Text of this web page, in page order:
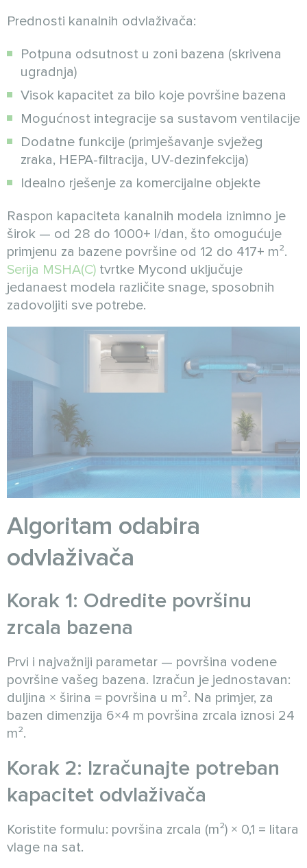
Prednosti kanalnih odvlaživača:
Potpuna odsutnost u zoni bazena (skrivena
ugradnja)
Visok kapacitet za bilo koje površine bazena
Mogućnost integracije sa sustavom ventilacije
Dodatne funkcije (primješavanje svježeg
zraka, HEPA-filtracija, UV-dezinfekcija)
Idealno rješenje za komercijalne objekte
Raspon kapaciteta kanalnih modela iznimno je
širok — od 28 do 1000+ l/dan, što omogućuje
primjenu za bazene površine od 12 do 417+ m².
Serija MSHA(C) tvrtke Mycond uključuje
jedanaest modela različite snage, sposobnih
zadovoljiti sve potrebe.
Algoritam odabira
odvlaživača
Korak 1: Odredite površinu
zrcala bazena
Prvi i najvažniji parametar — površina vodene
površine vašeg bazena. Izračun je jednostavan:
duljina × širina = površina u m². Na primjer, za
bazen dimenzija 6×4 m površina zrcala iznosi 24
m².
Korak 2: Izračunajte potreban
kapacitet odvlaživača
Koristite formulu: površina zrcala (m²) × 0,1 = litara
vlage na sat.